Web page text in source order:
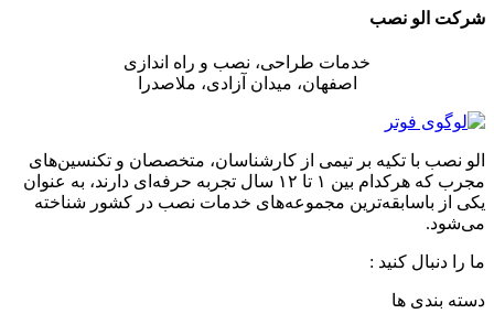
شرکت الو نصب
خدمات طراحی، نصب و راه اندازی
اصفهان، میدان آزادی، ملاصدرا
الو نصب با تکیه بر تیمی از کارشناسان، متخصصان و تکنسین‌های
مجرب که هرکدام بین ۱ تا ۱۲ سال تجربه حرفه‌ای دارند، به عنوان
یکی از باسابقه‌ترین مجموعه‌های خدمات نصب در کشور شناخته
می‌شود.
ما را دنبال کنید :
دسته بندی ها